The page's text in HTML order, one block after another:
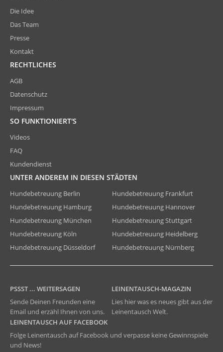
Die Idee
Das Team
Presse
Kontakt
RECHTLICHES
AGB
Datenschutz
Impressum
SO FUNKTIONIERT'S
Videos
FAQ
Kundendienst
UNTER ANDEREM IN DIESEN STÄDTEN
Hundebetreuung Berlin
Hundebetreuung Hamburg
Hundebetreuung München
Hundebetreuung Köln
Hundebetreuung Düsseldorf
Hundebetreuung Frankfurt
Hundebetreuung Hannover
Hundebetreuung Stuttgart
Hundebetreuung Heidelberg
Hundebetreuung Nürnberg
PSSST ... WEITERSAGEN
Sende Deinen Freunden eine
Email und erzähl Ihnen von uns.
LEINENTAUSCH-MAGAZIN
Lies hier was es neues gibt aus der
Leinentausch Welt.
LEINENTAUSCH AUF FACEBOOK
Folge Leinentausch auf Facebook und verpasse keine Gewinnspiele
und News!